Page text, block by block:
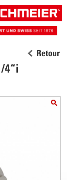
Retour
4“i